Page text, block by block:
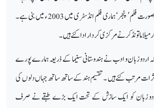
اس ناول پر بھی بڑی خوبصورت فلم ’ پنجر‘ ہماری فلم انڈسٹری میں 2003 ء میں بنی ہے۔
ماتونڈکر نے مرکزی کردار ادا کئے ہیں ۔
اردو زبان و ادب نے ہندوستانی سنیما کے ذریعہ ہمارے پورے
مرتب کئے ہیں ۔ تقسیم ہند کے ساتھ ساتھ جہاں دلوں کی
اردو زبان کو ایک سازش کے تحت ایک بڑے طبقے نے صرف